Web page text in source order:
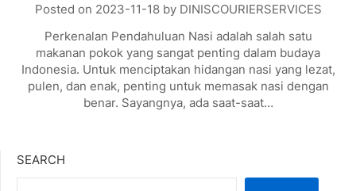
Posted on 2023-11-18by DINISCOURIERSERVICES
Perkenalan Pendahuluan Nasi adalah salah satu
makanan pokok yang sangat penting dalam budaya
Indonesia. Untuk menciptakan hidangan nasi yang lezat,
pulen, dan enak, penting untuk memasak nasi dengan
benar. Sayangnya, ada saat-saat…
SEARCH